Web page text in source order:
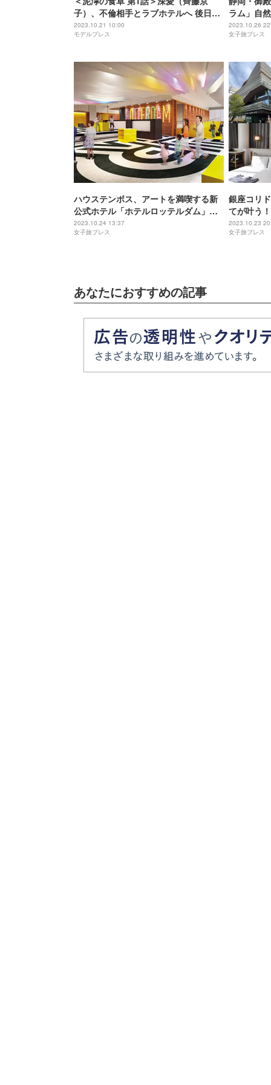
子）、不倫相手とラブホテルへ 後日シ
ョックを受けることに
2023.10.21 10:00
モデルプレス
ラム」自
ウトレッ
2023.10.26
女子旅プレス
ハウステンボス、アートを満喫する新
公式ホテル「ホテルロッテルダム」迷
路やトリックアートで遊び心溢れる空
間に
2023.10.24 13:37
女子旅プレス
銀座コリ
てが叶う
ベルスク
2023.10.23
女子旅プレス
あなたにおすすめの記事